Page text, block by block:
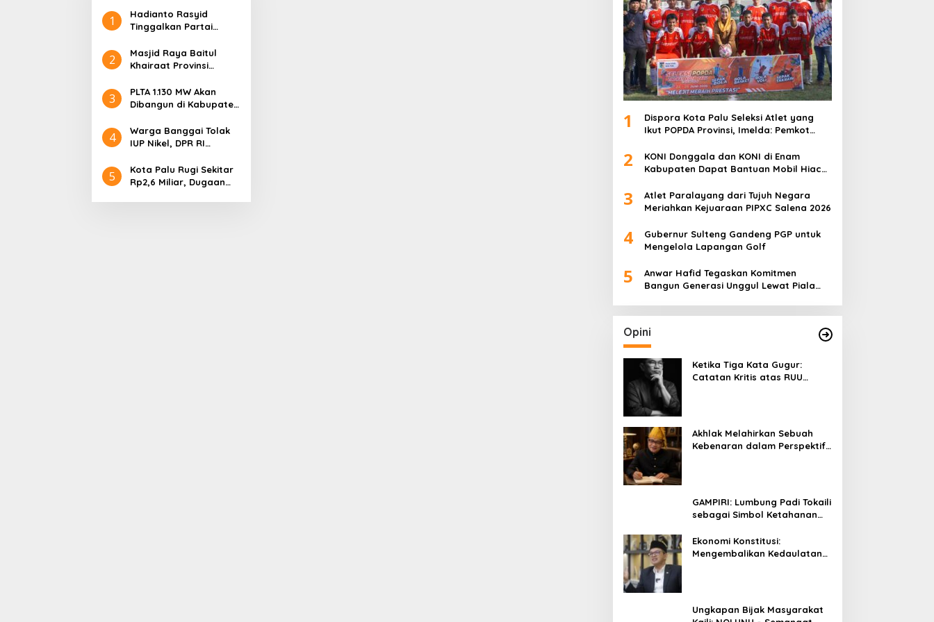
1
Hadianto Rasyid
Tinggalkan Partai
Tahun Mengabdi
2
Masjid Raya Baitul
Khairaat Provinsi
Rekor MURI, Ini
Keunikan Arsitekturnya
3
PLTA 1.130 MW Akan
Dibangun di Kabupaten
Evergreen Industri
Audiensi dengan
4
Warga Banggai Tolak
IUP Nikel, DPR RI
5
Kota Palu Rugi Sekitar
Rp2,6 Miliar, Dugaan
1
Dispora Kota Palu Seleksi Atlet yang
Ikut POPDA Provinsi, Imelda: Pemkot
Olahraga Pelajar
2
KONI Donggala dan KONI di Enam
Kabupaten Dapat Bantuan Mobil Hiace
3
Atlet Paralayang dari Tujuh Negara
Meriahkan Kejuaraan PIPXC Salena 2026
4
Gubernur Sulteng Gandeng PGP untuk
Mengelola Lapangan Golf
5
Anwar Hafid Tegaskan Komitmen
Bangun Generasi Unggul Lewat Piala
Opini
Ketika Tiga Kata Gugur:
Catatan Kritis atas RUU
Akhlak Melahirkan Sebuah
Kebenaran dalam Perspektif
GAMPIRI: Lumbung Padi Tokaili
sebagai Simbol Ketahanan
Ekonomi Konstitusi:
Mengembalikan Kedaulatan
Ungkapan Bijak Masyarakat